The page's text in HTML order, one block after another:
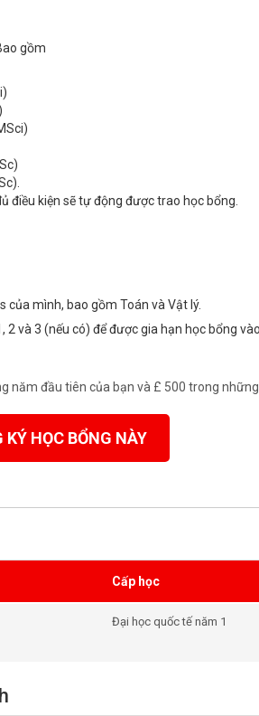
gồm
điều kiện sẽ tự động được trao học bổng.
mình, bao gồm Toán và Vật lý.
và 3 (nếu có) để được gia hạn học bổng
năm đầu tiên của bạn và £ 500 trong
KÝ HỌC BỔNG NÀY
Cấp học
Đại học quốc tế năm 1